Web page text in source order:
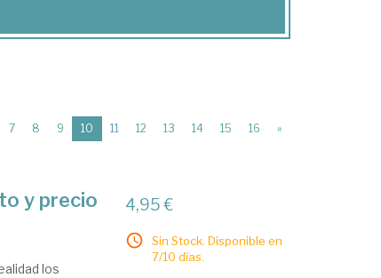
7 8 9 10 (current)
11 12 13 14 15 16 »
y precio
los
4,95 €
Sin Stock. Disponible en
7/10 días.